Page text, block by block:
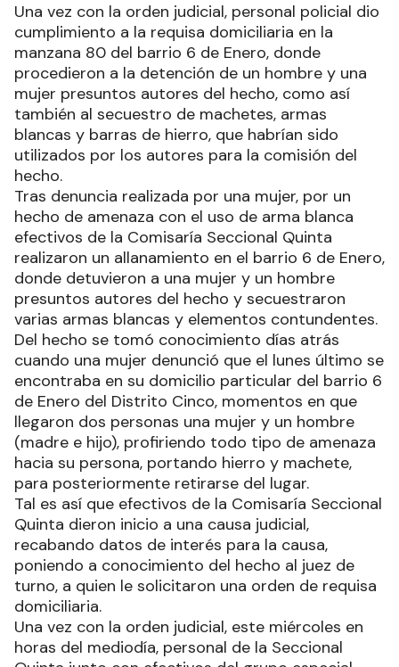
Una vez con la orden judicial, personal policial dio
cumplimiento a la requisa domiciliaria en la
manzana 80 del barrio 6 de Enero, donde
procedieron a la detención de un hombre y una
mujer presuntos autores del hecho, como así
también al secuestro de machetes, armas
blancas y barras de hierro, que habrían sido
utilizados por los autores para la comisión del
hecho.
Tras denuncia realizada por una mujer, por un
hecho de amenaza con el uso de arma blanca
efectivos de la Comisaría Seccional Quinta
realizaron un allanamiento en el barrio 6 de Enero,
donde detuvieron a una mujer y un hombre
presuntos autores del hecho y secuestraron
varias armas blancas y elementos contundentes.
Del hecho se tomó conocimiento días atrás
cuando una mujer denunció que el lunes último se
encontraba en su domicilio particular del barrio 6
de Enero del Distrito Cinco, momentos en que
llegaron dos personas una mujer y un hombre
(madre e hijo), profiriendo todo tipo de amenaza
hacia su persona, portando hierro y machete,
para posteriormente retirarse del lugar.
Tal es así que efectivos de la Comisaría Seccional
Quinta dieron inicio a una causa judicial,
recabando datos de interés para la causa,
poniendo a conocimiento del hecho al juez de
turno, a quien le solicitaron una orden de requisa
domiciliaria.
Una vez con la orden judicial, este miércoles en
horas del mediodía, personal de la Seccional